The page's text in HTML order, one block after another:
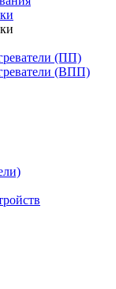
(ПП)
(ВПП)